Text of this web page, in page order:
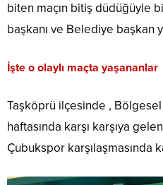
biten maçın bitiş düdüğüyle
başkanı ve Belediye başkan
İşte o olaylı maçta yaşananlar
Taşköprü ilçesinde ,
haftasında karşı karşıya
Çubukspor karşılaşmasında